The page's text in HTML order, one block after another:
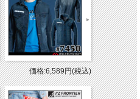
価格:6,589円(税込)